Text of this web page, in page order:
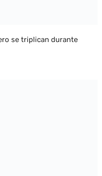
se triplican durante